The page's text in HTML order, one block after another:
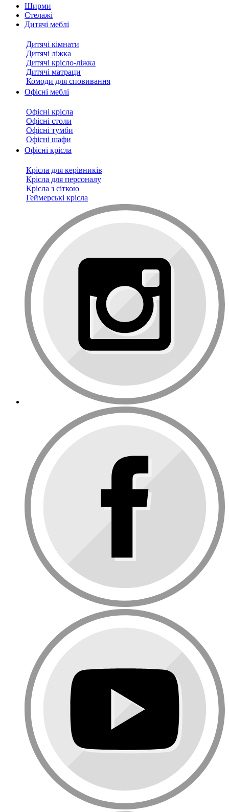
Ширми
Стелажі
Дитячі меблі
Дитячі кімнати
Дитячі ліжка
Дитячі крісло-ліжка
Дитячі матраци
Комоди для сповивання
Офісні меблі
Офісні крісла
Офісні столи
Офісні тумби
Офісні шафи
Офісні крісла
Крісла для керівників
Крісла для персоналу
Крісла з сіткою
Геймерські крісла